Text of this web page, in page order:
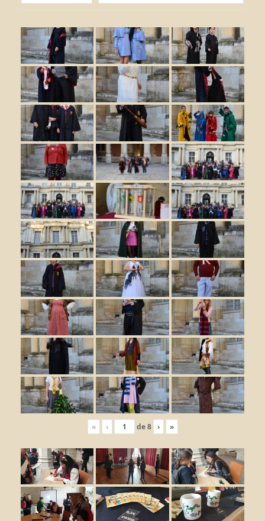
« ‹ de8 › »